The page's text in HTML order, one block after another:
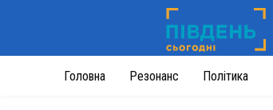
Головна Резонанс Політика